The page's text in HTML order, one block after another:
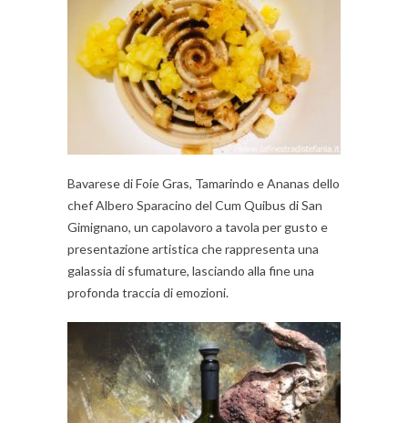
Bavarese di Foie Gras, Tamarindo e Ananas dello
chef Albero Sparacino del Cum Quibus di San
Gimignano, un capolavoro a tavola per gusto e
presentazione artistica che rappresenta una
galassia di sfumature, lasciando alla fine una
profonda traccia di emozioni.